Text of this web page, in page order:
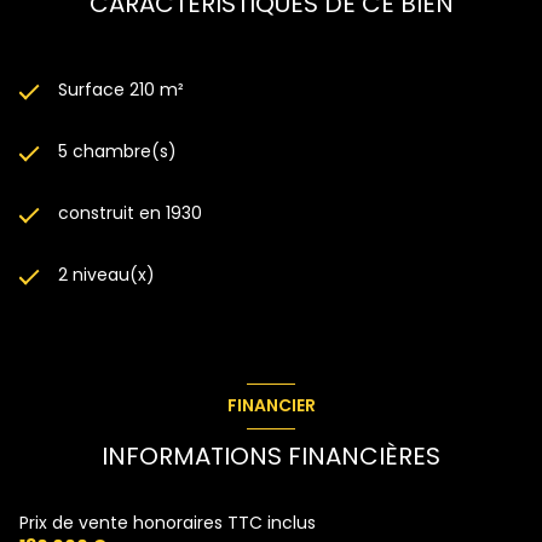
Surface 210 m²
5 chambre(s)
construit en 1930
2 niveau(x)
FINANCIER
INFORMATIONS FINANCIÈRES
Prix de vente honoraires TTC inclus